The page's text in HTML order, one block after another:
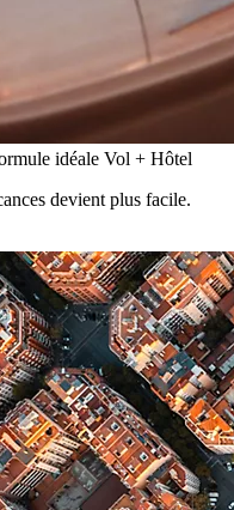
idéale Vol + Hôtel
devient plus facile.